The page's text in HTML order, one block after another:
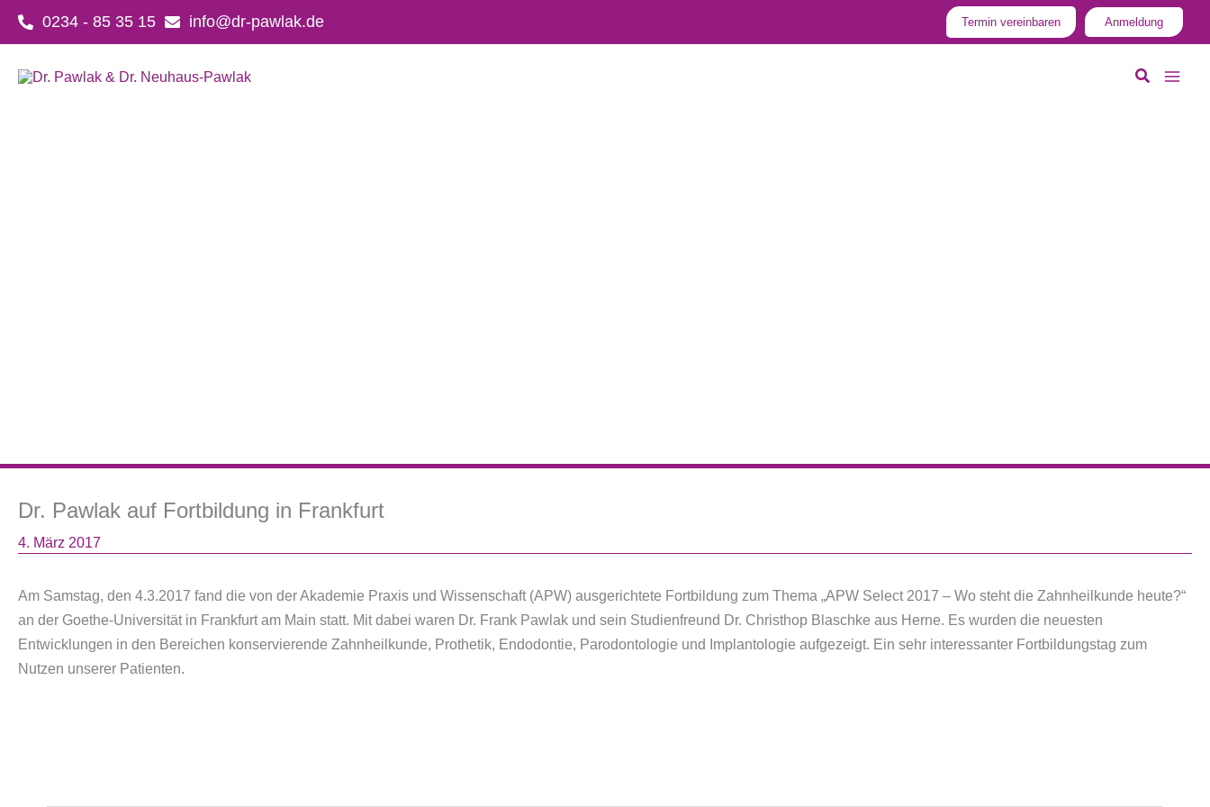
Zum
Inhalt
0234 - 85 35 15 info@dr-pawlak.de Termin vereinbaren Anmeldung
Dr. Pawlak auf Fortbildung in Frankfurt
4. März 2017
Am Samstag, den 4.3.2017 fand die von der Akademie Praxis und Wissenschaft (APW) ausgerichtete Fortbildung zum Thema „APW Select 2017 – Wo steht die Zahnheilkunde heute?“
an der Goethe-Universität in Frankfurt am Main statt. Mit dabei waren Dr. Frank Pawlak und sein Studienfreund Dr. Christhop Blaschke aus Herne. Es wurden die neuesten
Entwicklungen in den Bereichen konservierende Zahnheilkunde, Prothetik, Endodontie, Parodontologie und Implantologie aufgezeigt. Ein sehr interessanter Fortbildungstag zum
Nutzen unserer Patienten.